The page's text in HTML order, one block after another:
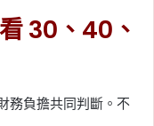
30、40、
務負擔共同判斷。不